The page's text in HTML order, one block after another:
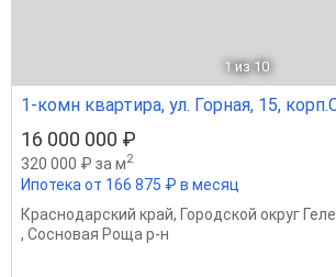
1 из 10
1-комн квартира, ул. Горная, 15,
16 000 000 ₽
320 000 ₽ за м2
Ипотека от 166 875 ₽ в месяц
Краснодарский край, Городской округ
, Сосновая Роща р-н